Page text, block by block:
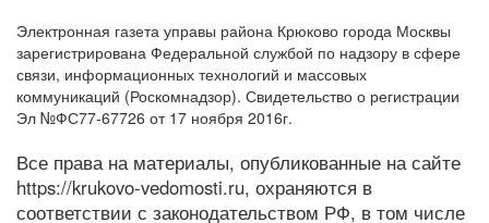
Электронная газета управы района Крюково города Москвы
зарегистрирована Федеральной службой по надзору в сфере
связи, информационных технологий и массовых
коммуникаций (Роскомнадзор). Свидетельство о регистрации
Эл №ФС77-67726 от 17 ноября 2016г.
Все права на материалы, опубликованные на сайте
https://krukovo-vedomosti.ru, охраняются в
соответствии с законодательством РФ, в том числе